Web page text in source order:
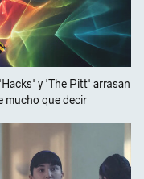
y 'The Pitt' arrasan
mucho que decir